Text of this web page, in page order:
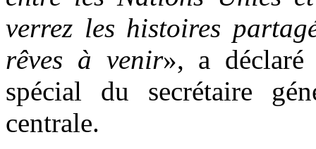
verrez les histoires
rêves à venir», a déclaré
spécial du secrétaire
centrale.